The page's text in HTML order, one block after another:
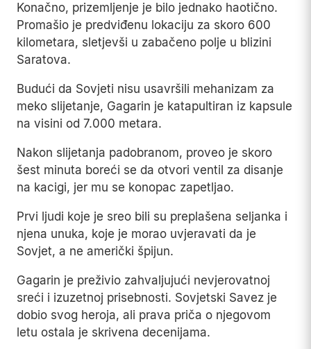
Konačno, prizemljenje je bilo jednako haotično.
Promašio je predviđenu lokaciju za skoro 600
kilometara, sletjevši u zabačeno polje u blizini
Saratova.
Budući da Sovjeti nisu usavršili mehanizam za
meko slijetanje, Gagarin je katapultiran iz kapsule
na visini od 7.000 metara.
Nakon slijetanja padobranom, proveo je skoro
šest minuta boreći se da otvori ventil za disanje
na kacigi, jer mu se konopac zapetljao.
Prvi ljudi koje je sreo bili su preplašena seljanka i
njena unuka, koje je morao uvjeravati da je
Sovjet, a ne američki špijun.
Gagarin je preživio zahvaljujući nevjerovatnoj
sreći i izuzetnoj prisebnosti. Sovjetski Savez je
dobio svog heroja, ali prava priča o njegovom
letu ostala je skrivena decenijama.